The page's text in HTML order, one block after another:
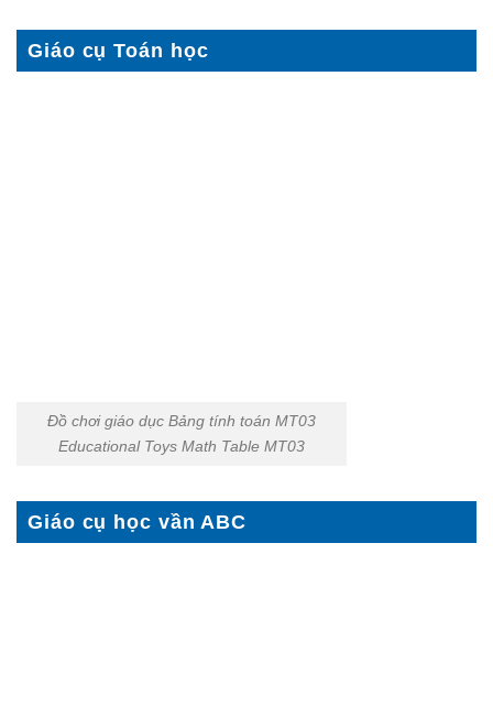
Giáo cụ Toán học
Đồ chơi giáo dục Bảng tính toán MT03
Educational Toys Math Table MT03
Giáo cụ học vần ABC